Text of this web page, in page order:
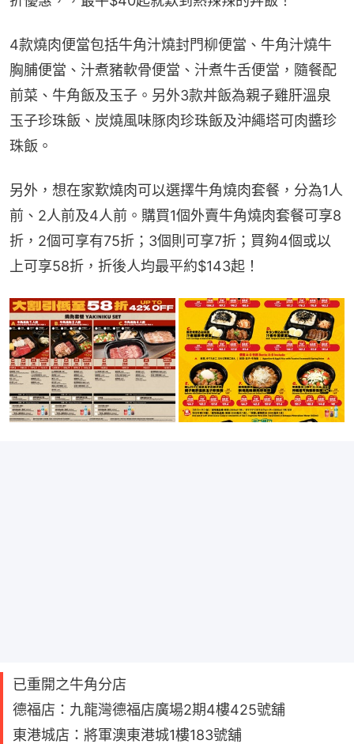
4款燒肉便當包括牛角汁燒封門柳便當、牛角汁燒牛
胸脯便當、汁煮豬軟骨便當、汁煮牛舌便當，隨餐配
前菜、牛角飯及玉子。另外3款丼飯為親子雞肝溫泉
玉子珍珠飯、炭燒風味豚肉珍珠飯及沖繩塔可肉醬珍
珠飯。
另外，想在家歎燒肉可以選擇牛角燒肉套餐，分為1人
前、2人前及4人前。購買1個外賣牛角燒肉套餐可享8
折，2個可享有75折；3個則可享7折；買夠4個或以
上可享58折，折後人均最平約$143起！
已重開之牛角分店
德福店：九龍灣德福店廣場2期4樓425號舖
東港城店：將軍澳東港城1樓183號舖